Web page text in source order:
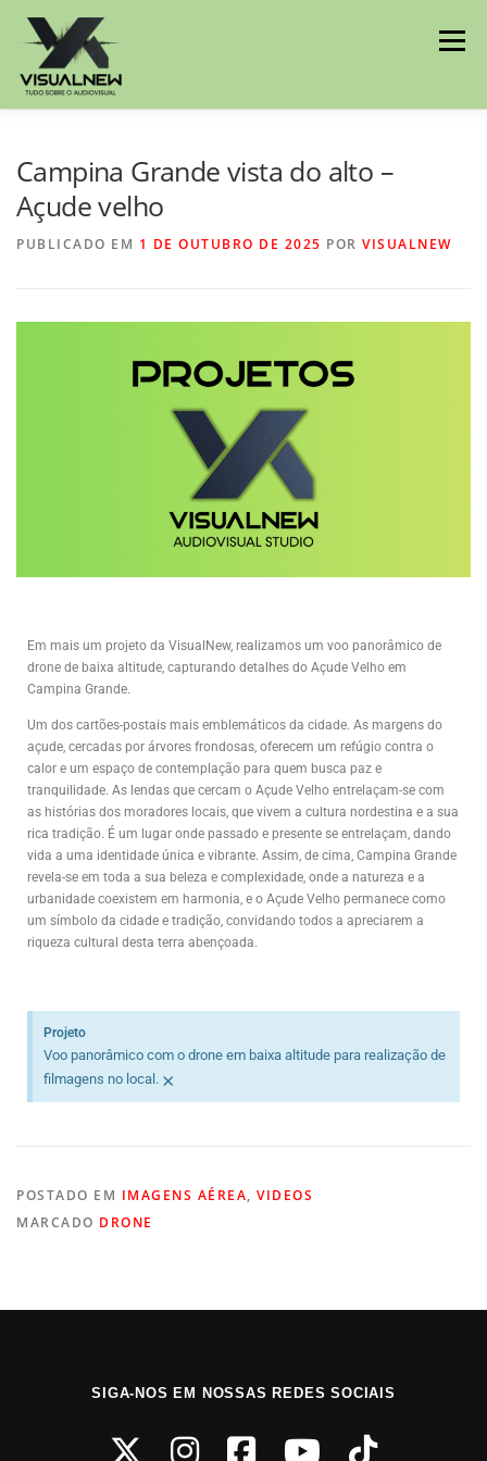
Menu
Campina Grande vista do alto –
Açude velho
PUBLICADO EM 1 DE OUTUBRO DE 2025 POR VISUALNEW
Em mais um projeto da VisualNew, realizamos um voo panorâmico de
drone de baixa altitude, capturando detalhes do Açude Velho em
Campina Grande.
Um dos cartões-postais mais emblemáticos da cidade. As margens do
açude, cercadas por árvores frondosas, oferecem um refúgio contra o
calor e um espaço de contemplação para quem busca paz e
tranquilidade. As lendas que cercam o Açude Velho entrelaçam-se com
as histórias dos moradores locais, que vivem a cultura nordestina e a sua
rica tradição. É um lugar onde passado e presente se entrelaçam, dando
vida a uma identidade única e vibrante. Assim, de cima, Campina Grande
revela-se em toda a sua beleza e complexidade, onde a natureza e a
urbanidade coexistem em harmonia, e o Açude Velho permanece como
um símbolo da cidade e tradição, convidando todos a apreciarem a
riqueza cultural desta terra abençoada.
Projeto
Voo panorâmico com o drone em baixa altitude para realização de
filmagens no local. ×
POSTADO EM IMAGENS AÉREA, VIDEOS
MARCADO DRONE
SIGA-NOS EM NOSSAS REDES SOCIAIS